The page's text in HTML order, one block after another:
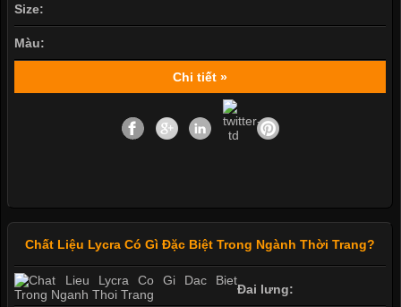
Size:
Màu:
Chi tiết »
Chất Liệu Lycra Có Gì Đặc Biệt Trong Ngành Thời Trang?
Đai lưng: